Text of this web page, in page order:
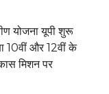
योजना यूपी शुरू
10वीं और 12वीं के
मिशन पर